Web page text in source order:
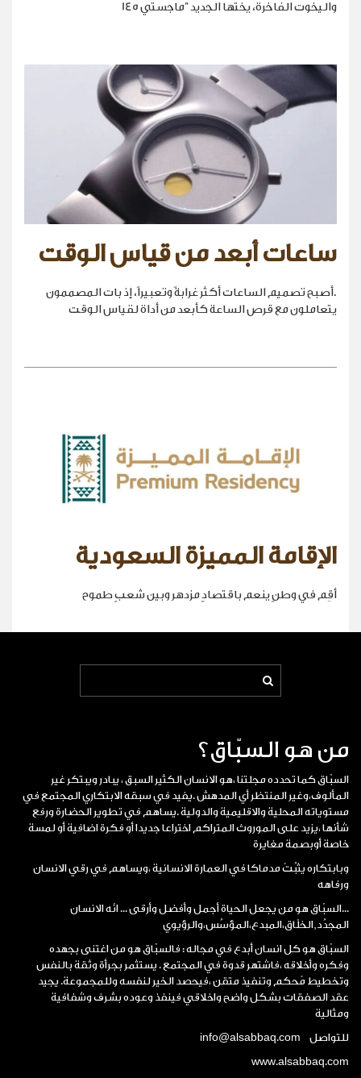
واليخوت الفاخرة، يختها الجديد "ماجستي 145
ساعات أبعد من قياس الوقت
.أصبح تصميم الساعات أكثر غرابةً وتعبيراً، إذ بات المصممون
يتعاملون مع قرص الساعة كأبعد من أداة لقياس الوقت
الإقامة المميزة السعودية
أقِم في وطنٍ ينعم باقتصادٍ مزدهر وبين شعبٍ طموح
من هو السبّاق؟
السبّاق كما تحدده مجلتنا ،هو الانسان الكثير السبق ، يبادر ويبتكر غير
المألوف،وغير المنتظر أي المدهش .يفيد في سبقه الابتكاري المجتمع في
مستوياته المحلية والاقليمية والدولية .يساهم في تطوير الحضارة ورفع
شأنها ،يزيد على الموروث المتراكم اختراعا جديدا أو فكرة اضافية أو لمسة
خاصة أوبصمة مغايرة
وبابتكاره يثبِّتُ مدماكا في العمارة الانسانية ،ويساهم في رقي الانسان
ورفاهه
...السبّاق هو من يجعل الحياة أجمل وأفضل وأرقى ... انّه الانسان
المجدِّد,الخلّاق،المبدع،المؤسِّس،والرؤيوي
السبّاق هو كل انسان أبدع في مجاله : فالسبّاق هو من اغتنى بجهده
وفكره وأخلاقه ،فاشتهر قدوة في المجتمع . يستثمر بجرأة وثقة بالنفس
وتخطيط مُحكم وتنفيذ متقن ،فيحصد الخير لنفسه وللمجموعة. يجيد
عقد الصفقات بشكل واضح واخلاقي فينفذ وعوده بشرف وشفافية
ومثالية
للتواصل info@alsabbaq.com
www.alsabbaq.com